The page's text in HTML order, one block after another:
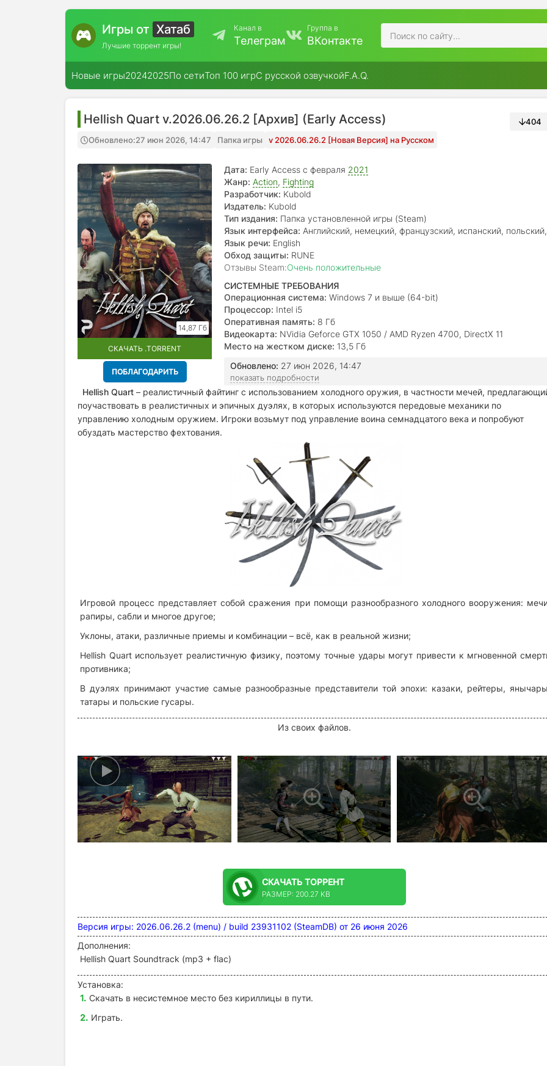
Игры от Хатаб
Лучшие торрент игры!
Канал в
Телеграм
Группа в
ВКонтакте
Новые игры20242025По сетиТоп 100 игрС русской озвучкойF.A.Q.
Hellish Quart v.2026.06.26.2 [Архив] (Early Access)
Обновлено:27 июн 2026, 14:47 Папка игры v 2026.06.26.2 [Новая Версия] на Русском
404
14,87 Гб
СКАЧАТЬ .TORRENT
ПОБЛАГОДАРИТЬ
Дата: Early Access с февраля 2021
Жанр: Action, Fighting
Разработчик: Kubold
Издатель: Kubold
Тип издания: Папка установленной игры (Steam)
Язык интерфейса: Английский, немецкий, французский, испанский, польский,
японский, китайский
Язык речи: English
Обход защиты: RUNE
Отзывы Steam:Очень положительные
СИСТЕМНЫЕ ТРЕБОВАНИЯ
Операционная система: Windows 7 и выше (64-bit)
Процессор: Intel i5
Оперативная память: 8 Гб
Видеокарта: NVidia Geforce GTX 1050 / AMD Ryzen 4700, DirectX 11
Место на жестком диске: 13,5 Гб
Обновлено: 27 июн 2026, 14:47
показать подробности
Hellish Quart – реалистичный файтинг с использованием холодного оружия, в частности мечей,
поучаствовать в реалистичных и эпичных дуэлях, в которых используются передовые механики по
управлению холодным оружием. Игроки возьмут под управление воина семнадцатого века и попробуют
обуздать мастерство фехтования.
Игровой процесс представляет собой сражения при помощи разнообразного холодного вооружения:
рапиры, сабли и многое другое;
Уклоны, атаки, различные приемы и комбинации – всё, как в реальной жизни;
Hellish Quart использует реалистичную физику, поэтому точные удары могут привести к мгновенной
противника;
В дуэлях принимают участие самые разнообразные представители той эпохи: казаки, рейтеры,
татары и польские гусары.
Из своих файлов.
СКАЧАТЬ ТОРРЕНТ
РАЗМЕР: 200.27 KB
Версия игры: 2026.06.26.2 (menu) / build 23931102 (SteamDB) от 26 июня 2026
Дополнения:
Hellish Quart Soundtrack (mp3 + flac)
Установка:
Скачать в несистемное место без кириллицы в пути.
Играть.